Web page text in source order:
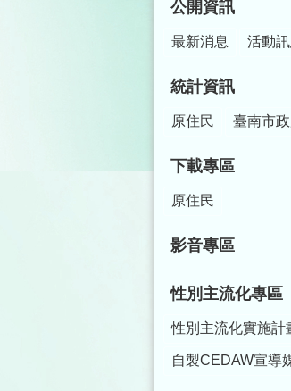
公開資訊
最新消息 活動
統計資訊
原住民 臺南市
下載專區
原住民
影音專區
性別主流化專區
性別主流化實施計
自製CEDAW宣導